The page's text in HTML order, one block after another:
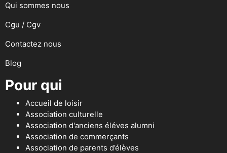
Qui sommes nous
Cgu / Cgv
Contactez nous
Blog
Pour qui
Accueil de loisir
Association culturelle
Association d'anciens éléves alumni
Association de commerçants
Association de parents d’élèves